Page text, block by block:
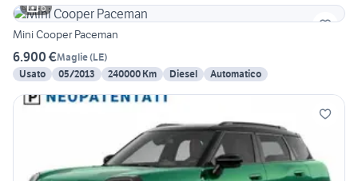
6
Mini Cooper Paceman
6.900 €Maglie(LE)
Usato
05/2013 240000 Km Diesel Automatico